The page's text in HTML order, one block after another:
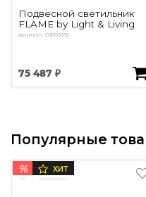
Подвесной светильник
FLAME by Light & Living
Артикул: OPD5665
75 487 ₽
Популярные
% ХИТ